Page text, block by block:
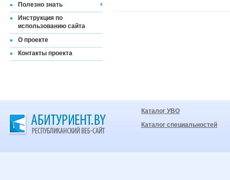
Полезно знать
Инструкция по
использованию сайта
О проекте
Контакты проекта
Каталог УВО
Каталог специальностей